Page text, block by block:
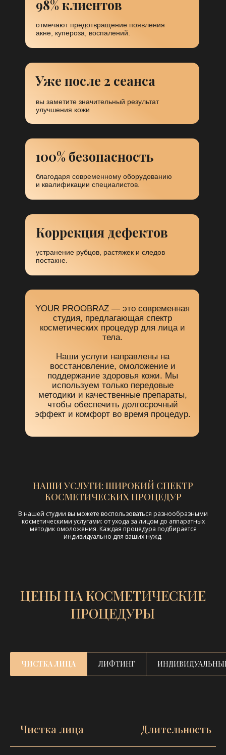
НАШИ УСЛУГИ: ШИРОКИЙ СПЕКТР
КОСМЕТИЧЕСКИХ ПРОЦЕДУР
В нашей студии вы можете воспользоваться разнообразными
косметическими услугами: от ухода за лицом до аппаратных
методик омоложения. Каждая процедура подбирается
индивидуально для ваших нужд.
ЧИСТКА ЛИЦА ЛИФТИНГ
Чистка лица Длительность